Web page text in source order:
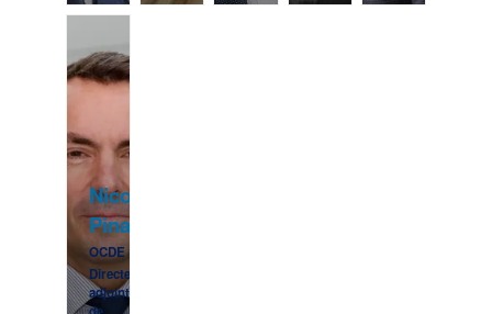
Nicolas
Pinaud
OCDE
Directeur
adjoint